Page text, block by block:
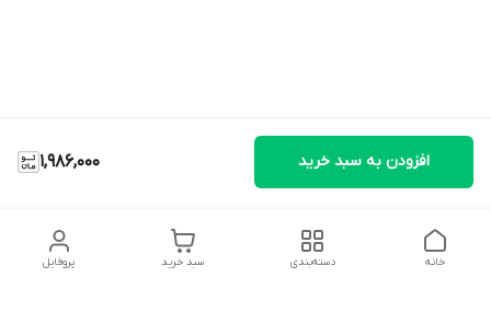
1,986,000 افزودن به سبد خرید
پروفایل سبد خرید دسته‌بندی خانه